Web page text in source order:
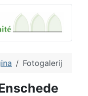
Fotogalerij